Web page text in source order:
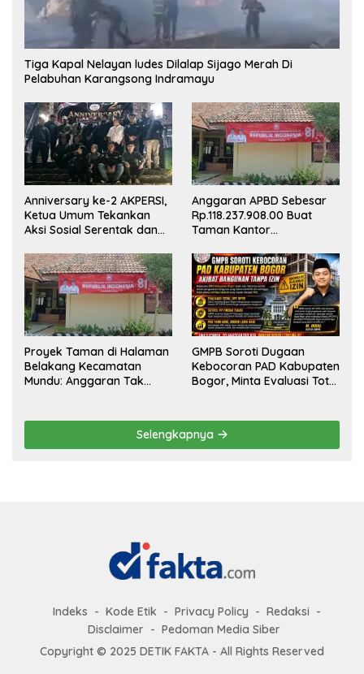
Tiga Kapal Nelayan ludes Dilalap Sijago Merah Di
Pelabuhan Karangsong Indramayu
Anniversary ke-2 AKPERSI,
Ketua Umum Tekankan
Aksi Sosial Serentak dan
Konstituen ke Dewan Pers
Anggaran APBD Sebesar
Rp.118.237.908.00 Buat
Taman Kantor
Masuk Akal, Harus
Dipertanggungjawabkan
Secara Terbuka!
Proyek Taman di Halaman
Belakang Kecamatan
Mundu: Anggaran Tak
GMPB Soroti Dugaan
Kebocoran PAD Kabupaten
Bogor, Minta Evaluasi Total
Selengkapnya
Indeks Kode Etik Privacy Policy
Redaksi
Disclaimer
Pedoman Media Siber
Copyright © 2025 DETIK FAKTA - All Rights Reserved